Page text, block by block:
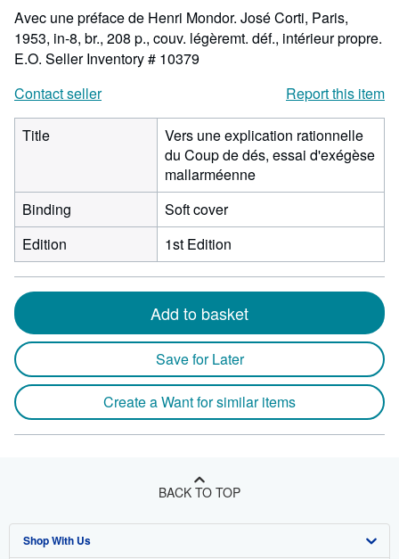
stars
Avec une préface de Henri Mondor. José Corti, Paris,
1953, in-8, br., 208 p., couv. légèremt. déf., intérieur propre.
E.O. Seller Inventory # 10379
Contact seller
Report this item
Title
Vers une explication rationnelle
du Coup de dés, essai d'exégèse
mallarméenne
Binding
Soft cover
Edition
1st Edition
Add to basket
Save for Later
Create a Want for similar items
BACK TO TOP
Shop With Us